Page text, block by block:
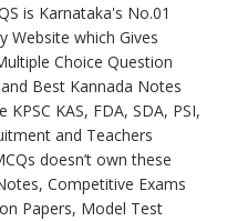
is Karnataka's No.01
Website which Gives
Choice Question
Best Kannada Notes
KAS, FDA, SDA, PSI,
and Teachers
doesn’t own these
Competitive Exams
Papers, Model Test